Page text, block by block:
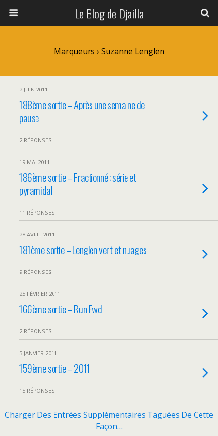
Le Blog de Djailla
Marqueurs › Suzanne Lenglen
2 JUIN 2011
188ème sortie – Après une semaine de
pause
2 RÉPONSES
19 MAI 2011
186ème sortie – Fractionné : série et
pyramidal
11 RÉPONSES
28 AVRIL 2011
181ème sortie – Lenglen vent et nuages
9 RÉPONSES
25 FÉVRIER 2011
166ème sortie – Run Fwd
2 RÉPONSES
5 JANVIER 2011
159ème sortie – 2011
15 RÉPONSES
Charger Des Entrées Supplémentaires Taguées De Cette
Façon…